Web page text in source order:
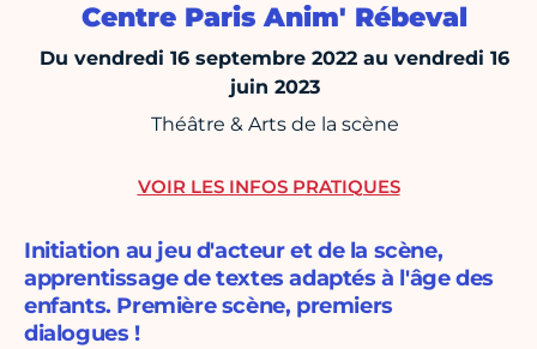
Centre Paris Anim' Rébeval
Du vendredi 16 septembre 2022 au vendredi 16
juin 2023
Théâtre & Arts de la scène
Initiation au jeu d'acteur et de la scène,
apprentissage de textes adaptés à l'âge des
enfants. Première scène, premiers
dialogues !
VOIR LES INFOS PRATIQUES